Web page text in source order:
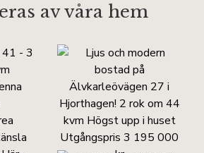
av våra hem